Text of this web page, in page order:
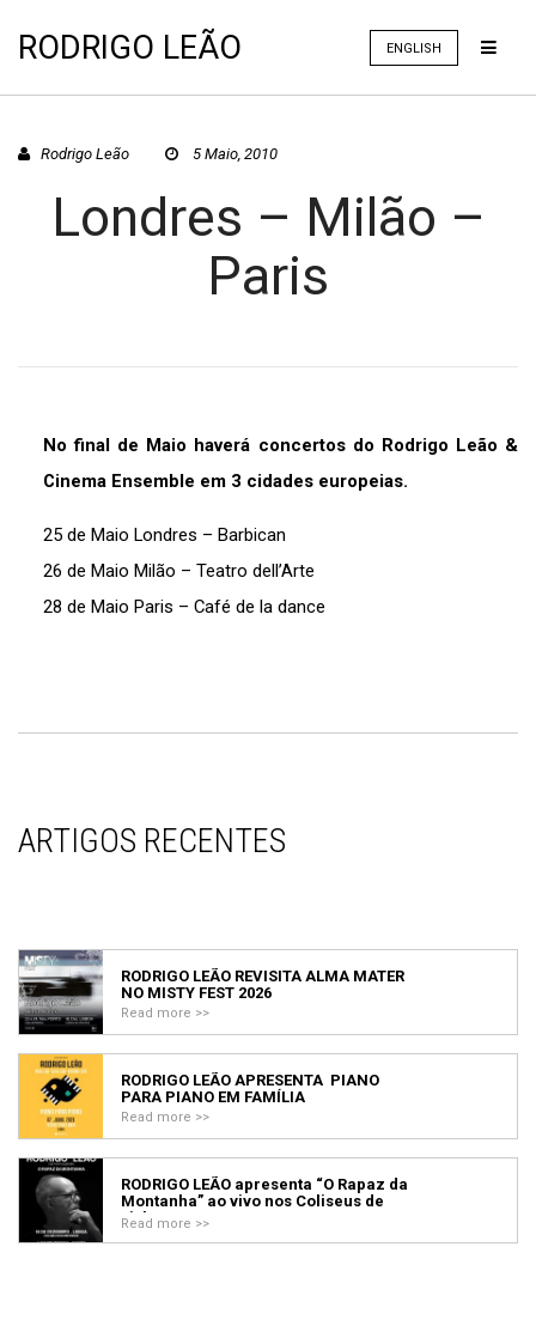
RODRIGO LEÃO ENGLISH
Rodrigo Leão 5 Maio, 2010
Londres – Milão –
Paris
No final de Maio haverá concertos do Rodrigo Leão &
Cinema Ensemble em 3 cidades europeias.
25 de Maio Londres – Barbican
26 de Maio Milão – Teatro dell’Arte
28 de Maio Paris – Café de la dance
ARTIGOS RECENTES
RODRIGO LEÃO REVISITA ALMA MATER
NO MISTY FEST 2026
Read more >>
RODRIGO LEÃO APRESENTA PIANO
PARA PIANO EM FAMÍLIA
Read more >>
RODRIGO LEÃO apresenta “O Rapaz da
Montanha” ao vivo nos Coliseus de
Lisboa e Porto
Read more >>